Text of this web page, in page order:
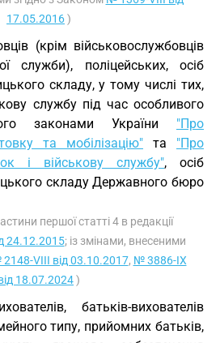
17.05.2016)
(крім військовослужбовців
служби), поліцейських, осіб
складу, у тому числі тих,
службу під час особливого
законами України "Про
та мобілізацію" та "Про
і військову службу", осіб
складу Державного бюро
першої статті 4 в редакції
24.12.2015; із змінами, внесеними
VIII від 03.10.2017, № 3886-IX
18.07.2024)
батьків-вихователів
типу, прийомних батьків,